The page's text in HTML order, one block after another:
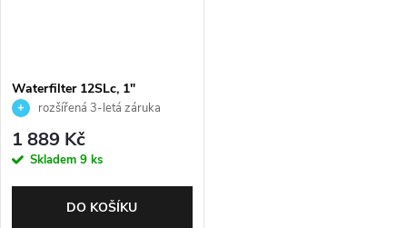
Waterfilter 12SLc, 1"
rozšířená 3-letá záruka
1 889 Kč
Skladem 9 ks
DO KOŠÍKU